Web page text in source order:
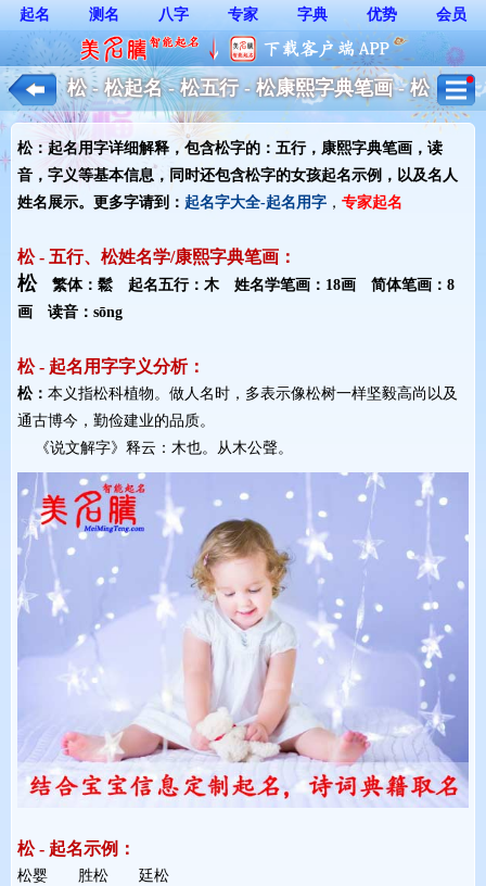
起名 测名 八字 专家 字典 优势 会员
松 - 松起名 - 松五行 - 松康熙字典笔画 - 松
起名用字解释 - 女孩起名
松：起名用字详细解释，包含松字的：五行，康熙字典笔画，读
音，字义等基本信息，同时还包含松字的女孩起名示例，以及名人
姓名展示。更多字请到： 起名字大全-起名用字 ， 专家起名
松 - 五行、松姓名学/康熙字典笔画：
松繁体：鬆 起名五行：木 姓名学笔画：18画 简体笔画：8
画 读音：sōng
松 - 起名用字字义分析：
松： 本义指松科植物。做人名时，多表示像松树一样坚毅高尚以及
通古博今，勤俭建业的品质。
《说文解字》释云：木也。从木公聲。
松 - 起名示例：
松婴 胜松 廷松